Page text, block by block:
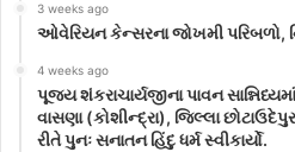
3 weeks ago
ઓવેરિયન કેન્સરના જોખમી પરિબળો,
4 weeks ago
પૂજ્ય શંકરાચાર્યજીના પાવન
વાસણા (કોશીન્દ્રા), જિલ્લા
રીતે પુનઃ સનાતન હિંદુ ધર્મ સ્વીકાર્યો.